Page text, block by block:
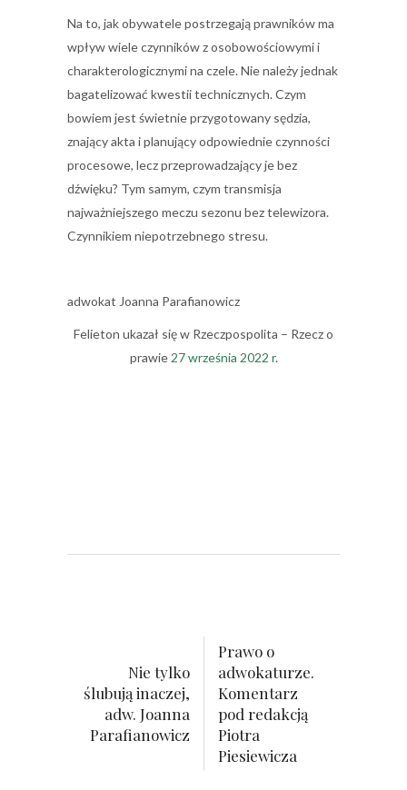
Na to, jak obywatele postrzegają prawników ma
wpływ wiele czynników z osobowościowymi i
charakterologicznymi na czele. Nie należy jednak
bagatelizować kwestii technicznych. Czym
bowiem jest świetnie przygotowany sędzia,
znający akta i planujący odpowiednie czynności
procesowe, lecz przeprowadzający je bez
dźwięku? Tym samym, czym transmisja
najważniejszego meczu sezonu bez telewizora.
Czynnikiem niepotrzebnego stresu.
adwokat Joanna Parafianowicz
Felieton ukazał się w Rzeczpospolita – Rzecz o
prawie 27 września 2022 r.
Nie tylko
ślubują inaczej,
adw. Joanna
Parafianowicz
Prawo o
adwokaturze.
Komentarz
pod redakcją
Piotra
Piesiewicza